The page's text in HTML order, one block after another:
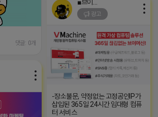
댓글: 0개
광고
-장소불문, 약정없는 고정공인IP가
삽입된 365일 24시간 임대형 컴퓨
터 서비스